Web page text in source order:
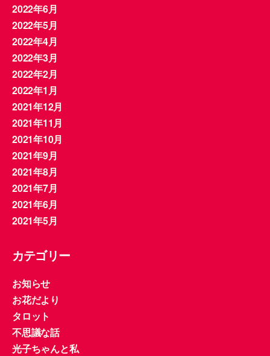
2022年6月
2022年5月
2022年4月
2022年3月
2022年2月
2022年1月
2021年12月
2021年11月
2021年10月
2021年9月
2021年8月
2021年7月
2021年6月
2021年5月
カテゴリー
お知らせ
お花だより
タロット
不思議な話
光子ちゃんと私